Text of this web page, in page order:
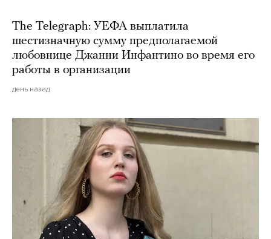
The Telegraph: УЕФА выплатила
шестизначную сумму предполагаемой
любовнице Джанни Инфантино во время его
работы в организации
день назад